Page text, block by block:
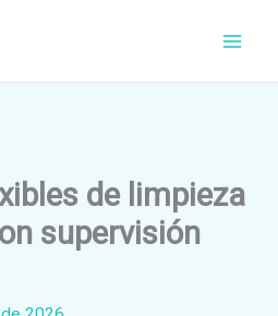
de limpieza
supervisión